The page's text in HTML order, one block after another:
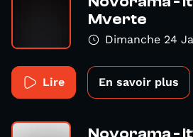
Mverte
Dimanche 24
Lire En savoir plus
Novorama -